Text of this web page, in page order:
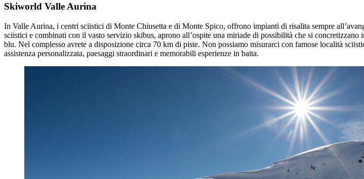
Skiworld Valle Aurina
In Valle Aurina, i centri sciistici di Monte Chiusetta e di Monte Spico, offrono impianti di risalita sempre
sciistici e combinati con il vasto servizio skibus, aprono all’ospite una miriade di possibilità che si
blu. Nel complesso avrete a disposizione circa 70 km di piste. Non possiamo misurarci con famose località
assistenza personalizzata, paesaggi straordinari e memorabili esperienze in baita.